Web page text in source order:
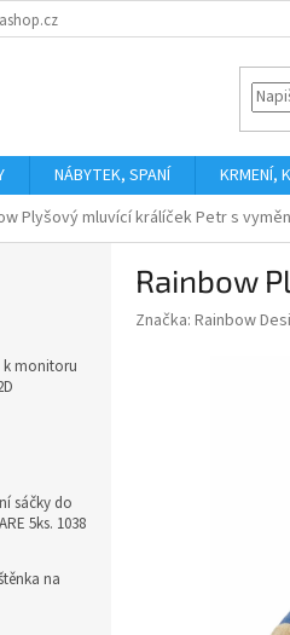
NÁBYTEK, SPANÍ KRMENÍ,
Plyšový mluvící králíček Petr s
monitoru
sáčky do
5ks. 1038
na
Rainbow
Značka: Rainbow